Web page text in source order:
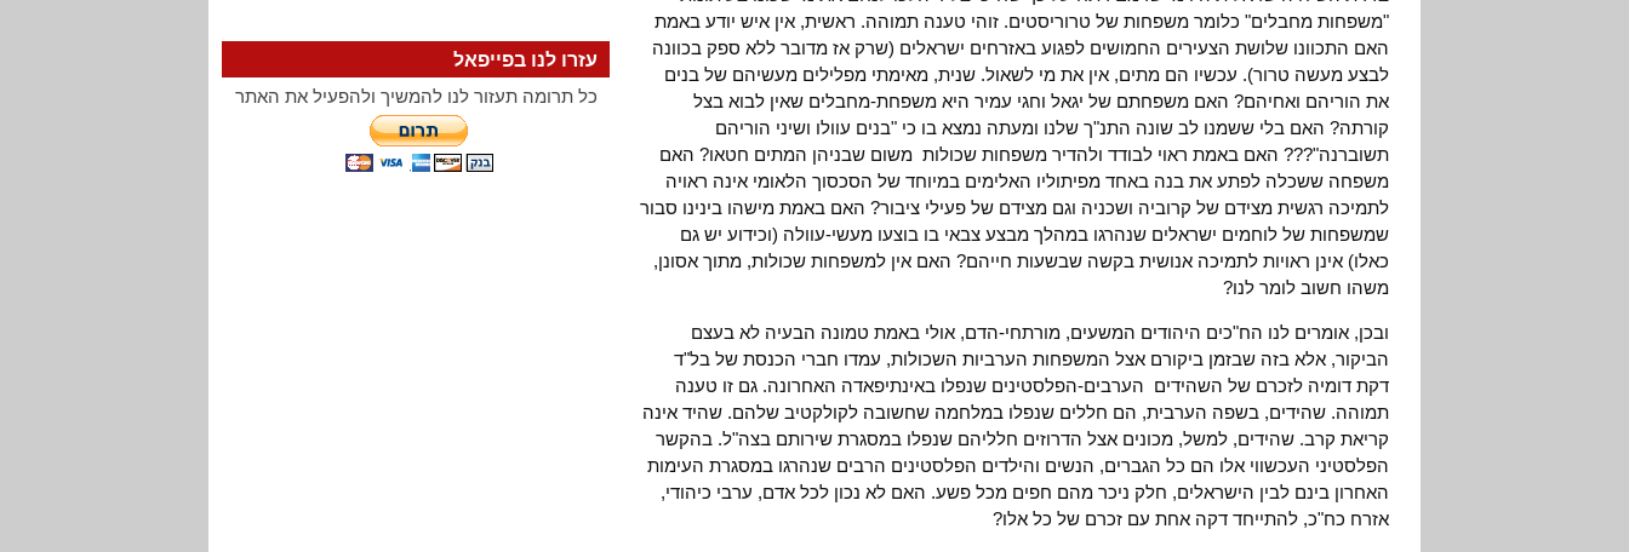
"משפחות מחבלים" כלומר משפחות של טרוריסטים. זוהי טענה תמוהה. ראשית, אין איש יודע באמת
האם התכוונו שלושת הצעירים החמושים לפגוע באזרחים ישראלים (שרק אז מדובר ללא ספק בכוונה
לבצע מעשה טרור). עכשיו הם מתים, אין את מי לשאול. שנית, מאימתי מפלילים מעשיהם של בנים
את הוריהם ואחיהם? האם משפחתם של יגאל וחגי עמיר היא משפחת-מחבלים שאין לבוא בצל
קורתה? האם בלי ששמנו לב שונה התנ"ך שלנו ומעתה נמצא בו כי "בנים עוולו ושיני הוריהם
תשוברנה"??? האם באמת ראוי לבודד ולהדיר משפחות שכולות משום שבניהן המתים חטאו? האם
משפחה ששכלה לפתע את בנה באחד מפיתוליו האלימים במיוחד של הסכסוך הלאומי אינה ראויה
לתמיכה רגשית מצידם של קרוביה ושכניה וגם מצידם של פעילי ציבור? האם באמת מישהו בינינו סבור
שמשפחות של לוחמים ישראלים שנהרגו במהלך מבצע צבאי בו בוצעו מעשי-עוולה (וכידוע יש גם
כאלו) אינן ראויות לתמיכה אנושית בקשה שבשעות חייהם? האם אין למשפחות שכולות, מתוך אסונן,
משהו חשוב לומר לנו?
ובכן, אומרים לנו הח"כים היהודים המשעים, מורתחי-הדם, אולי באמת טמונה הבעיה לא בעצם
הביקור, אלא בזה שבזמן ביקורם אצל המשפחות הערביות השכולות, עמדו חברי הכנסת של בל"ד
דקת דומיה לזכרם של השהידים הערבים-הפלסטינים שנפלו באינתיפאדה האחרונה. גם זו טענה
תמוהה. שהידים, בשפה הערבית, הם חללים שנפלו במלחמה שחשובה לקולקטיב שלהם. שהיד אינה
קריאת קרב. שהידים, למשל, מכונים אצל הדרוזים חלליהם שנפלו במסגרת שירותם בצה"ל. בהקשר
הפלסטיני העכשווי אלו הם כל הגברים, הנשים והילדים הפלסטינים הרבים שנהרגו במסגרת העימות
האחרון בינם לבין הישראלים, חלק ניכר מהם חפים מכל פשע. האם לא נכון לכל אדם, ערבי כיהודי,
אזרח כח"כ, להתייחד דקה אחת עם זכרם של כל אלו?
עזרו לנו בפייפאל
כל תרומה תעזור לנו להמשיך ולהפעיל את האתר